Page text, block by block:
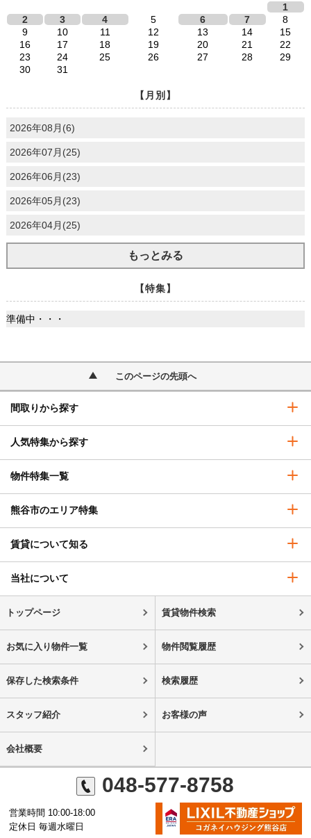
1
2
3 4 5 6 7
8
9
10 11 12 13 14
15
16
17 18 19 20 21
22
23
24 25 26 27 28
29
30
31
【月別】
2026年08月(6)
2026年07月(25)
2026年06月(23)
2026年05月(23)
2026年04月(25)
もっとみる
【特集】
準備中・・・
このページの先頭へ
間取りから探す
人気特集から探す
物件特集一覧
熊谷市のエリア特集
賃貸について知る
当社について
トップページ 賃貸物件検索
お気に入り物件一覧 物件閲覧履歴
保存した検索条件 検索履歴
スタッフ紹介 お客様の声
会社概要
048-577-8758
営業時間 10:00-18:00
定休日 毎週水曜日